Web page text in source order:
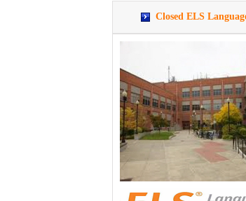
Closed ELS